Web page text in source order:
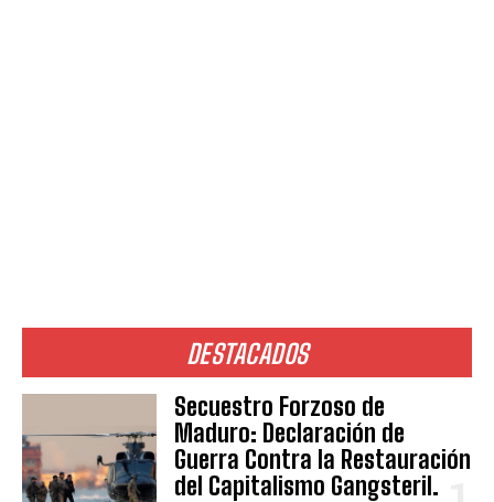
DESTACADOS
Secuestro Forzoso de
Maduro: Declaración de
Guerra Contra la Restauración
del Capitalismo Gangsteril.